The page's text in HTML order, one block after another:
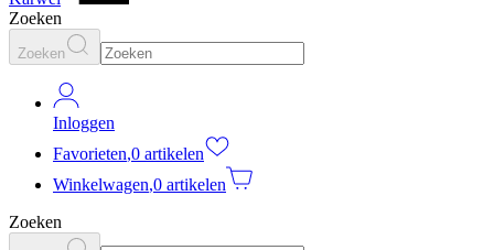
Zoeken
Zoeken
Inloggen
Favorieten,0 artikelen
Winkelwagen,0 artikelen
Zoeken